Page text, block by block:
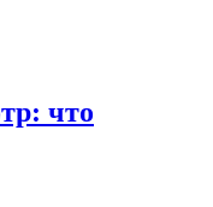
что